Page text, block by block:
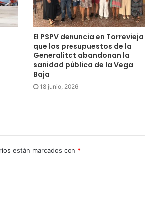
El PSPV denuncia en Torrevieja
que los presupuestos de la
Generalitat abandonan la
sanidad pública de la Vega
Baja
18 junio, 2026
están marcados con *